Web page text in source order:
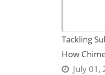
Tackling
How
July 01,